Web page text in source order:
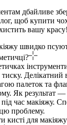
дбайливе
щоб купити
вашу красу!
швидко
Делікатний
палеток та
Як результат —
час макіяжу.
проблему.
кисті для